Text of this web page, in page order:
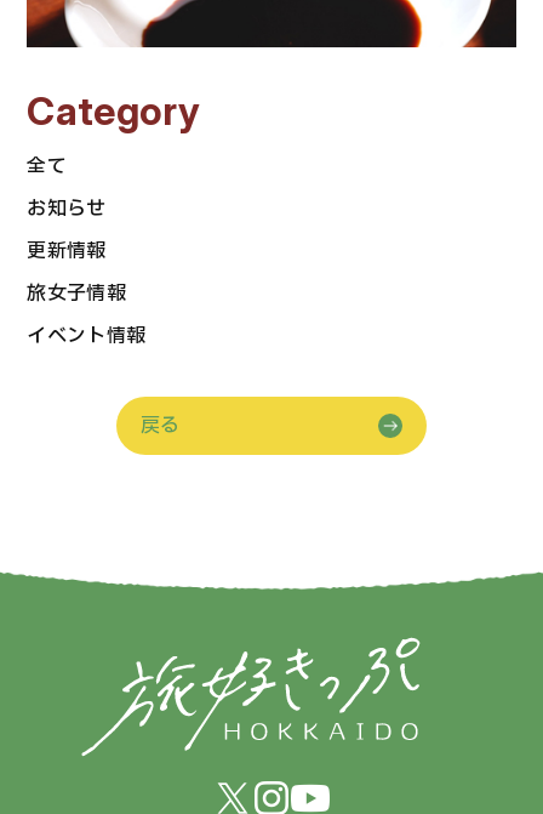
Category
全て
お知らせ
更新情報
旅女子情報
イベント情報
戻る